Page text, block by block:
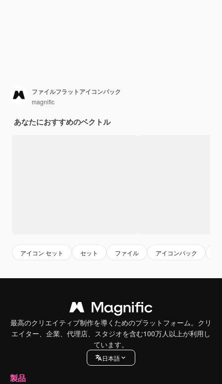
ファイルフラットアイコンパック
magnific
あなたにおすすめのベクトル
アイコン セット セット ファイル アイコンパック
最高のクリエイティブ制作を導くためのプラットフォーム。クリ
エイター、企業、代理店、スタジオを含む100万人以上が利用し
ています。
日本語
製品